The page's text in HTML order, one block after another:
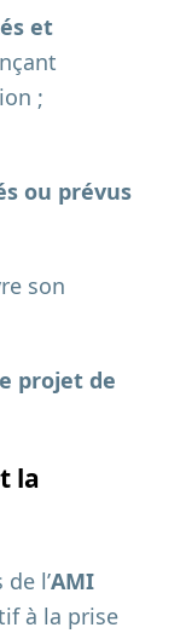
et
;
ou prévus
son
projet de
la
l’AMI
à la prise